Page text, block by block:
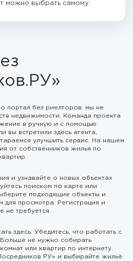
можно выбрать самому.
портал без риелторов: мы не
недвижимости. Команда проекта
в ручную и с помощью
вы встретили здесь агента,
улучшить сервис. На нашем
от собственников жилья по
и узнавайте о новых объектах
поиском по карте или
подходящие объекты и
для просмотра. Регистрация и
не требуется.
здесь. Убедитесь, что работать с
не нужно собирать
или квартир по интернету.
РУ» и выбирайте жильё.